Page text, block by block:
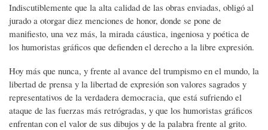
Indiscutiblemente que la alta calidad de las obras enviadas, obligó al
jurado a otorgar diez menciones de honor, donde se pone de
manifiesto, una vez más, la mirada cáustica, ingeniosa y poética de
los humoristas gráficos que defienden el derecho a la libre expresión.
Hoy más que nunca, y frente al avance del trumpismo en el mundo, la
libertad de prensa y la libertad de expresión son valores sagrados y
representativos de la verdadera democracia, que está sufriendo el
ataque de las fuerzas más retrógradas, y que los humoristas gráficos
enfrentan con el valor de sus dibujos y de la palabra frente al grito.